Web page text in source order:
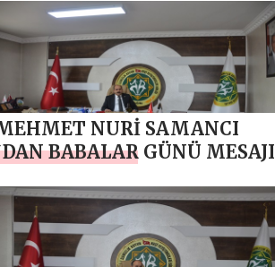
SAMANCI’DAN TEŞEKKÜR VE
MESAJI
NURİ SAMANCI
BABALAR GÜNÜ MESAJI